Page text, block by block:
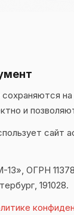
на
и
сайт
ОГРН
191028.